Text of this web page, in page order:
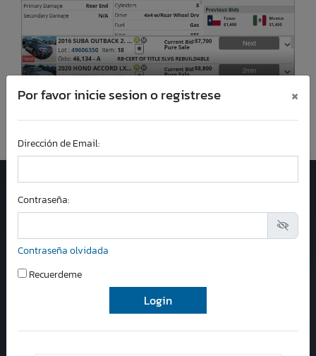
×
Por favor inicie sesion o registrese
Dirección de Email:
Contraseña:
Contraseña olvidada
Recuerdeme
+1-954-573-6936
Servicio al Cliente
8 am - 5 pm (EST)
Correo:
contactus@salvageboatsauction.com
Florida
4811 Lyons Technology Parkway, Suite 9,